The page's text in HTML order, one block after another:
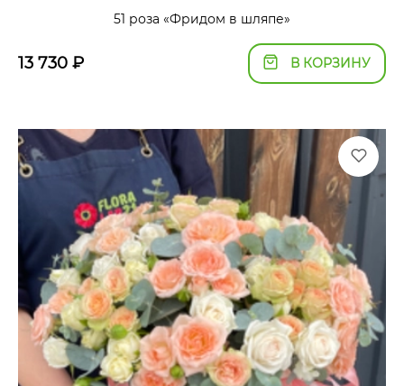
51 роза «Фридом в шляпе»
13 730 ₽ В КОРЗИНУ